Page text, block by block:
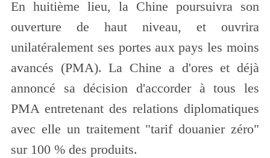
En huitième lieu, la Chine poursuivra son
ouverture de haut niveau, et ouvrira
unilatéralement ses portes aux pays les moins
avancés (PMA). La Chine a d'ores et déjà
annoncé sa décision d'accorder à tous les
PMA entretenant des relations diplomatiques
avec elle un traitement "tarif douanier zéro"
sur 100 % des produits.